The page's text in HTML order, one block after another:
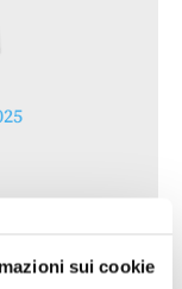
sui cookie